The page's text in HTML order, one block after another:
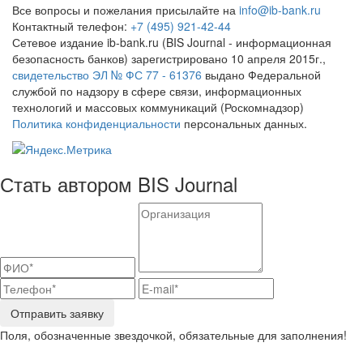
Все вопросы и пожелания присылайте на info@ib-bank.ru
Контактный телефон: +7 (495) 921-42-44
Сетевое издание ib-bank.ru (BIS Journal - информационная
безопасность банков) зарегистрировано 10 апреля 2015г.,
свидетельство ЭЛ № ФС 77 - 61376 выдано Федеральной
службой по надзору в сфере связи, информационных
технологий и массовых коммуникаций (Роскомнадзор)
Политика конфиденциальности персональных данных.
Стать автором BIS Journal
Отправить заявку
Поля, обозначенные звездочкой, обязательные для заполнения!